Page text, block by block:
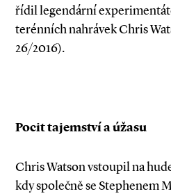
řídil legendární
terénních nahrávek Chris
26/2016).
Pocit tajemství a úžasu
Chris Watson vstoupil na
kdy společně se Stephenem